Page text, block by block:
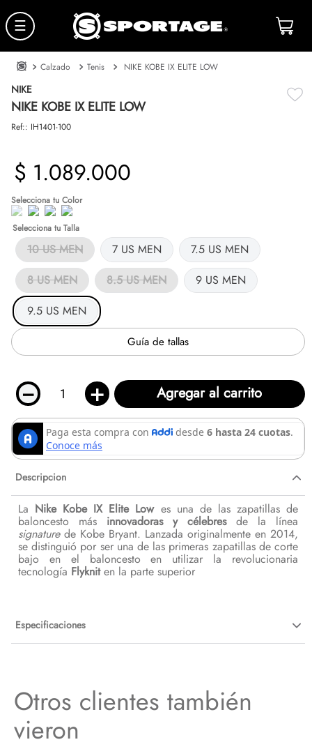
☰
Calzado Tenis NIKE KOBE IX ELITE LOW
NIKE
NIKE KOBE IX ELITE LOW
Ref:: IH1401-100
$ 1.089.000
Talla
10 US MEN 7 US MEN
7.5 US MEN
8 US MEN
8.5 US MEN
9 US MEN
9.5 US MEN
Guía de tallas
＋
－ Agregar al carrito
Descripcion
La Nike Kobe IX Elite Lowes una de las zapatillas de
baloncesto más innovadoras y célebresde la línea
signaturede Kobe Bryant. Lanzada originalmente en 2014,
se distinguió por ser una de las primeras zapatillas de corte
bajo en el baloncesto en utilizar la revolucionaria
tecnología Flykniten la parte superior
Especificaciones
Otros clientes también
vieron